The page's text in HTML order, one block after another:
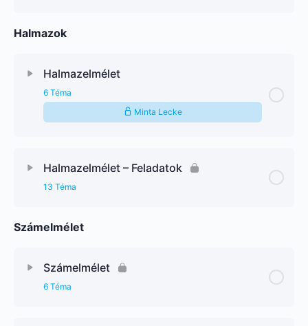
Halmazok
Halmazelmélet
6 Téma
Minta Lecke
Halmazelmélet – Feladatok
13 Téma
Számelmélet
Számelmélet
6 Téma